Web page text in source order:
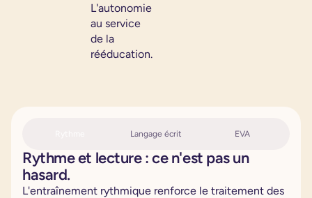
L'autonomie
au service
de la
rééducation.
Langage écrit EVA
Rythme et lecture : ce n'est pas un
hasard.
L'entraînement rythmique renforce le traitement des